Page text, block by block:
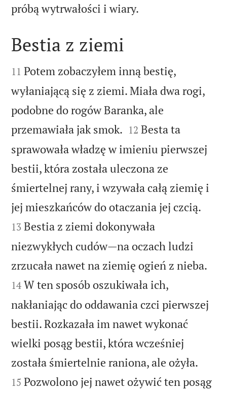
próbą wytrwałości i wiary.

Bestia z ziemi

11 Potem zobaczyłem inną bestię,
wyłaniającą się z ziemi. Miała dwa rogi,
podobne do rogów Baranka, ale
przemawiała jak smok. 

12 Besta ta
sprawowała władzę w imieniu pierwszej
bestii, która została uleczona ze
śmiertelnej rany, i wzywała całą ziemię i
jej mieszkańców do otaczania jej czcią.
13 Bestia z ziemi dokonywała
niezwykłych cudów—na oczach ludzi
zrzucała nawet na ziemię ogień z nieba.
14 W ten sposób oszukiwała ich,
nakłaniając do oddawania czci pierwszej
bestii. Rozkazała im nawet wykonać
wielki posąg bestii, która wcześniej
została śmiertelnie raniona, ale ożyła.
15 Pozwolono jej nawet ożywić ten posąg